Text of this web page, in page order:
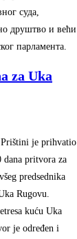
суда,
друштво и већи
парламента.
za Uka
je prihvatio
dana pritvora za
predsednika
Rugovu.
kuću Uka
je određen i